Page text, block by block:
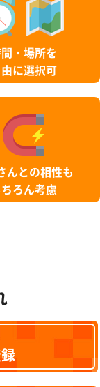
間・場所を
由に選択可
んとの相性も
ちろん考慮